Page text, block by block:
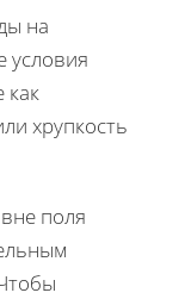
на
условия
как
хрупкость
поля